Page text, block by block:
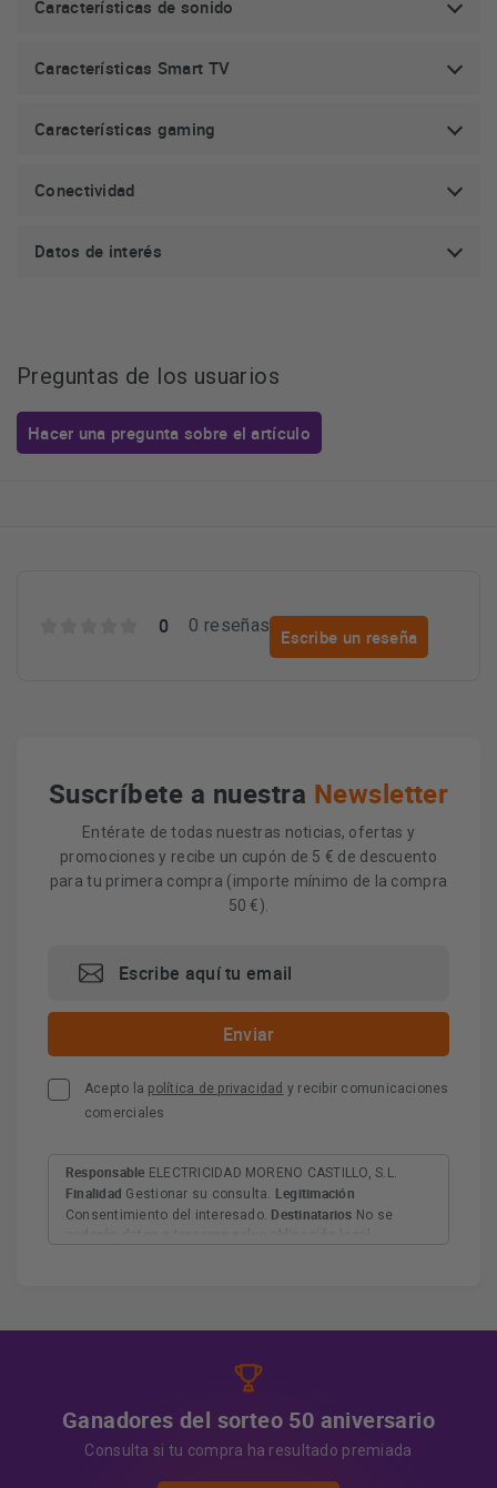
una experiencia de juego HDR. Combina el juego suave
diferentes tipos de juegos.
no pierdas ni un sólo segundo en buscar.
Características de sonido
Características Smart TV
Características gaming
Conectividad
Datos de interés
Preguntas de los usuarios
Hacer una pregunta sobre el artículo
0 0 reseñas
Escribe un reseña
Suscríbete a nuestra Newsletter
Entérate de todas nuestras noticias, ofertas y
promociones y recibe un cupón de 5 € de descuento
para tu primera compra (importe mínimo de la compra
50 €).
Acepto la política de privacidad y recibir comunicaciones
comerciales
Responsable ELECTRICIDAD MORENO CASTILLO, S.L.
Finalidad Gestionar su consulta. Legitimación
Consentimiento del interesado. Destinatarios No se
Ganadores del sorteo 50 aniversario
Consulta si tu compra ha resultado premiada